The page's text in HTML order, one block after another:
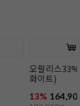
오팔리스
화이트)
13%